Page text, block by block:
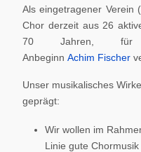
Als eingetragener Verein
Chor derzeit aus 26
70 Jahren, für
Anbeginn Achim Fischer
Unser musikalisches
geprägt:
Wir wollen im
Linie gute